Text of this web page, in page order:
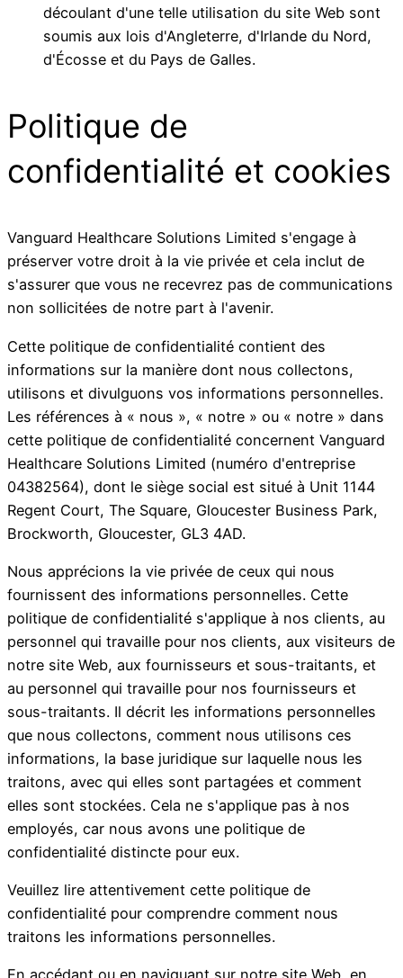
découlant d'une telle utilisation du site Web sont
soumis aux lois d'Angleterre, d'Irlande du Nord,
d'Écosse et du Pays de Galles.
Politique de
confidentialité et cookies
Vanguard Healthcare Solutions Limited s'engage à
préserver votre droit à la vie privée et cela inclut de
s'assurer que vous ne recevrez pas de communications
non sollicitées de notre part à l'avenir.
Cette politique de confidentialité contient des
informations sur la manière dont nous collectons,
utilisons et divulguons vos informations personnelles.
Les références à « nous », « notre » ou « notre » dans
cette politique de confidentialité concernent Vanguard
Healthcare Solutions Limited (numéro d'entreprise
04382564), dont le siège social est situé à Unit 1144
Regent Court, The Square, Gloucester Business Park,
Brockworth, Gloucester, GL3 4AD.
Nous apprécions la vie privée de ceux qui nous
fournissent des informations personnelles. Cette
politique de confidentialité s'applique à nos clients, au
personnel qui travaille pour nos clients, aux visiteurs de
notre site Web, aux fournisseurs et sous-traitants, et
au personnel qui travaille pour nos fournisseurs et
sous-traitants. Il décrit les informations personnelles
que nous collectons, comment nous utilisons ces
informations, la base juridique sur laquelle nous les
traitons, avec qui elles sont partagées et comment
elles sont stockées. Cela ne s'applique pas à nos
employés, car nous avons une politique de
confidentialité distincte pour eux.
Veuillez lire attentivement cette politique de
confidentialité pour comprendre comment nous
traitons les informations personnelles.